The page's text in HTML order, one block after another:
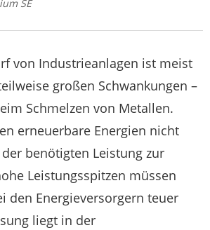
SE
von Industrieanlagen ist meist
großen Schwankungen –
Schmelzen von Metallen.
erneuerbare Energien nicht
benötigten Leistung zur
Leistungsspitzen müssen
den Energieversorgern teuer
liegt in der